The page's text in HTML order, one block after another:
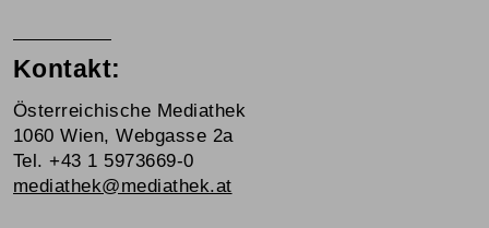
Kontakt:
Österreichische Mediathek
1060 Wien, Webgasse 2a
Tel. +43 1 5973669-0
mediathek@mediathek.at